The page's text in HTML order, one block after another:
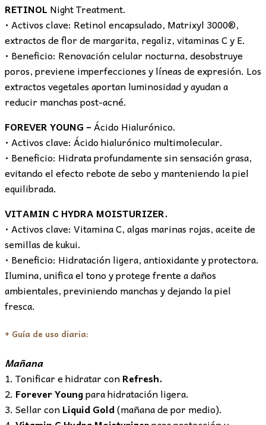
RETINOL Night Treatment.
• Activos clave: Retinol encapsulado, Matrixyl 3000®,
extractos de flor de margarita, regaliz, vitaminas C y E.
• Beneficio: Renovación celular nocturna, desobstruye
poros, previene imperfecciones y líneas de expresión. Los
extractos vegetales aportan luminosidad y ayudan a
reducir manchas post-acné.
FOREVER YOUNG –Ácido Hialurónico.
• Activos clave: Ácido hialurónico multimolecular.
• Beneficio: Hidrata profundamente sin sensación grasa,
evitando el efecto rebote de sebo y manteniendo la piel
equilibrada.
VITAMIN C HYDRA MOISTURIZER.
• Activos clave: Vitamina C, algas marinas rojas, aceite de
semillas de kukui.
• Beneficio: Hidratación ligera, antioxidante y protectora.
Ilumina, unifica el tono y protege frente a daños
ambientales, previniendo manchas y dejando la piel
fresca.
+ Guía de uso diaria:
Mañana
1. Tonificar e hidratar conRefresh.
2. Forever Youngpara hidratación ligera.
3. Sellar conLiquid Gold(mañana de por medio).